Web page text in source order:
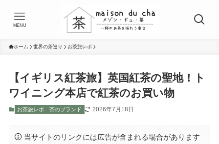
MENU
ホーム 世界の茶巡り お茶旅レポ
【イギリス紅茶旅】英国紅茶の聖地！ト
ワイニング本店で紅茶のお買い物
お茶旅レポ 茶のブランド 2026年7月18日
当サイトのリンクには広告が含まれる場合があります